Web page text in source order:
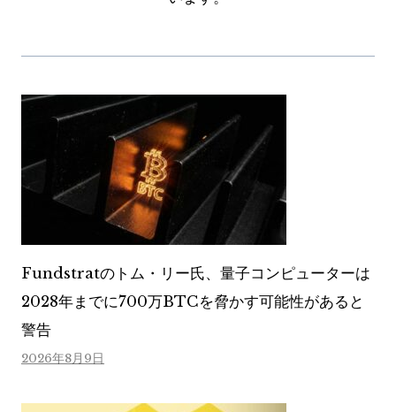
Fundstratのトム・リー氏、量子コンピューターは
2028年までに700万BTCを脅かす可能性があると
警告
2026年8月9日